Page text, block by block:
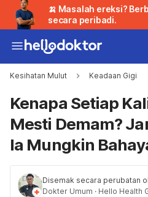
🍌 Masalah ereksi?
secara peribadi.
Kesihatan Mulut Keadaan Gigi
Kenapa Setiap
Mesti Demam?
Ia Mungkin
Disemak secara perubatan
Dokter Umum · Hello Health